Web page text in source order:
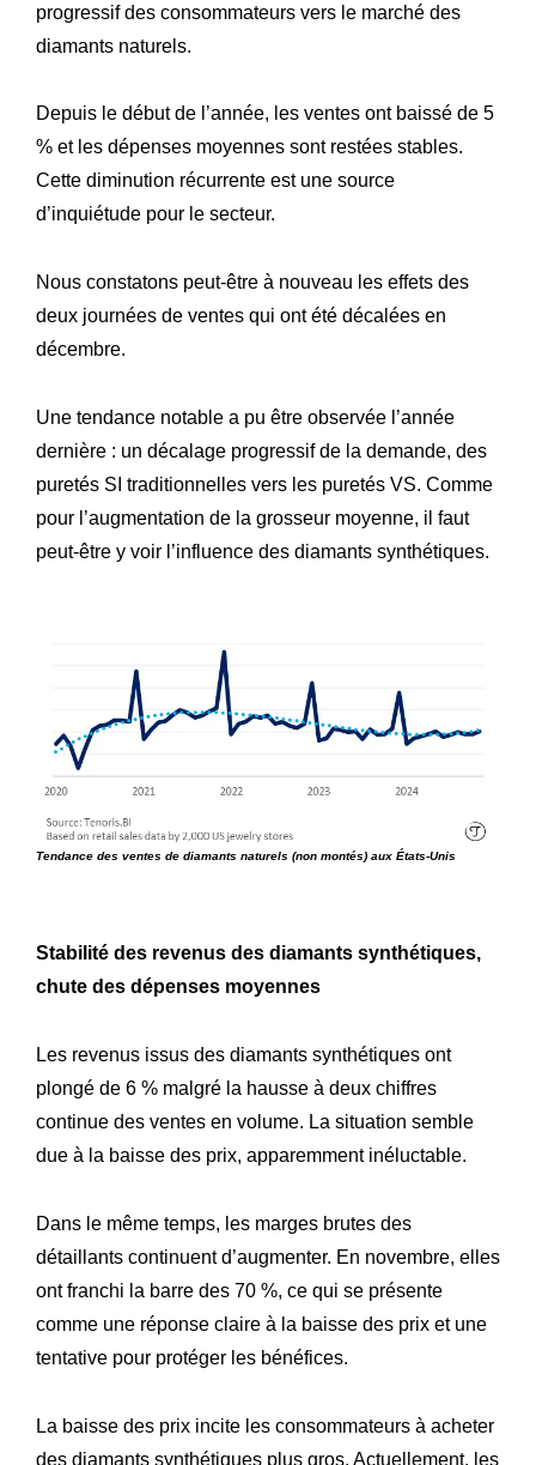
progressif des consommateurs vers le marché des
diamants naturels.
Depuis le début de l’année, les ventes ont baissé de 5
% et les dépenses moyennes sont restées stables.
Cette diminution récurrente est une source
d’inquiétude pour le secteur.
Nous constatons peut-être à nouveau les effets des
deux journées de ventes qui ont été décalées en
décembre.
Une tendance notable a pu être observée l’année
dernière : un décalage progressif de la demande, des
puretés SI traditionnelles vers les puretés VS. Comme
pour l’augmentation de la grosseur moyenne, il faut
peut-être y voir l’influence des diamants synthétiques.
Tendance des ventes de diamants naturels (non montés) aux États-Unis
Stabilité des revenus des diamants synthétiques,
chute des dépenses moyennes
Les revenus issus des diamants synthétiques ont
plongé de 6 % malgré la hausse à deux chiffres
continue des ventes en volume. La situation semble
due à la baisse des prix, apparemment inéluctable.
Dans le même temps, les marges brutes des
détaillants continuent d’augmenter. En novembre, elles
ont franchi la barre des 70 %, ce qui se présente
comme une réponse claire à la baisse des prix et une
tentative pour protéger les bénéfices.
La baisse des prix incite les consommateurs à acheter
des diamants synthétiques plus gros. Actuellement, les